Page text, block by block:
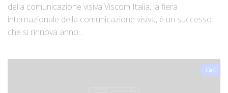
della comunicazione visiva Viscom Italia, la fiera
internazionale della comunicazione visiva, è un successo
che si rinnova anno...
0